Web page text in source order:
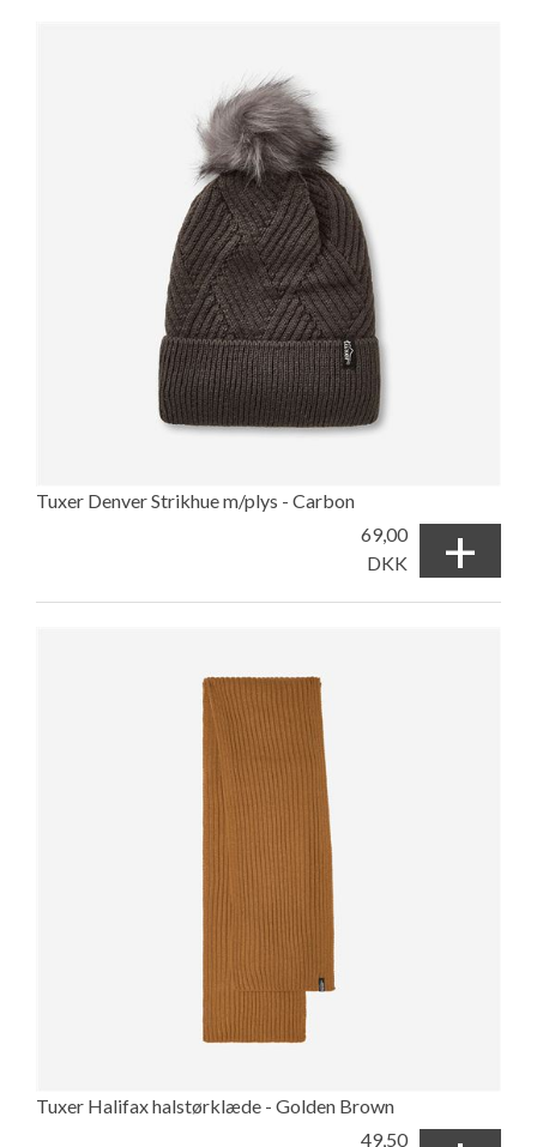
Tuxer Denver Strikhue m/plys - Carbon
69,00
DKK
+
Tuxer Halifax halstørklæde - Golden Brown
49,50